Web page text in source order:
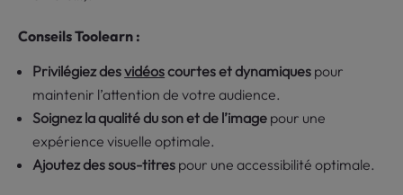
Conseils Toolearn :
Privilégiez desvidéoscourtes et dynamiques pour
maintenir l’attention de votre audience.
Soignez la qualité du son et de l’image pour une
expérience visuelle optimale.
Ajoutez des sous-titres pour une accessibilité optimale.